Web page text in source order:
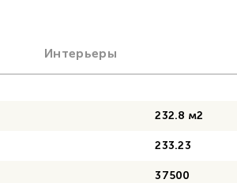
Интерьеры
232.8 м2
233.23
37500